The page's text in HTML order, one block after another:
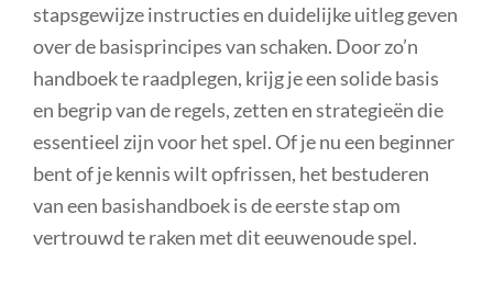
stapsgewijze instructies en duidelijke uitleg geven
over de basisprincipes van schaken. Door zo’n
handboek te raadplegen, krijg je een solide basis
en begrip van de regels, zetten en strategieën die
essentieel zijn voor het spel. Of je nu een beginner
bent of je kennis wilt opfrissen, het bestuderen
van een basishandboek is de eerste stap om
vertrouwd te raken met dit eeuwenoude spel.